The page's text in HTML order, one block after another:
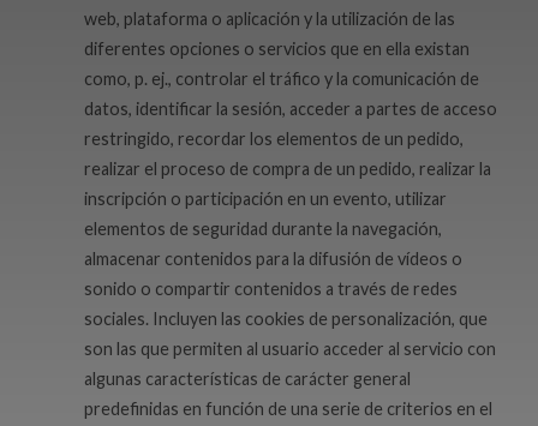
web, plataforma o aplicación y la utilización de las
diferentes opciones o servicios que en ella existan
como, p. ej., controlar el tráfico y la comunicación de
datos, identificar la sesión, acceder a partes de acceso
restringido, recordar los elementos de un pedido,
realizar el proceso de compra de un pedido, realizar la
inscripción o participación en un evento, utilizar
elementos de seguridad durante la navegación,
almacenar contenidos para la difusión de vídeos o
sonido o compartir contenidos a través de redes
sociales. Incluyen las cookies de personalización, que
son las que permiten al usuario acceder al servicio con
algunas características de carácter general
predefinidas en función de una serie de criterios en el